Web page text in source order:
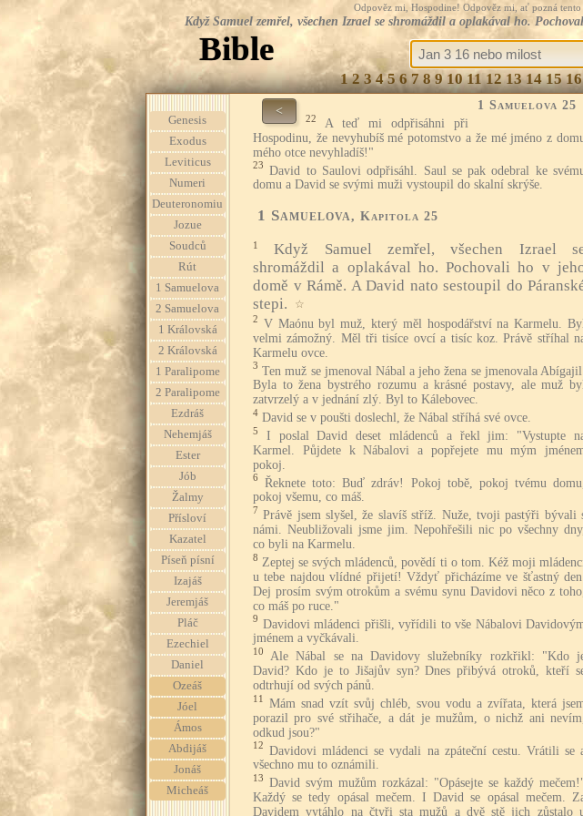
Odpověz mi, Hospodine! Odpověz mi, ať pozná
Když Samuel zemřel, všechen Izrael se shromáždil a oplakával ho.
Bible
1 2 3 4 5 6 7 8 9 10 11 12 13 14 15 16
Genesis
Exodus
Leviticus
Numeri
Deuteronomiu
Jozue
Soudců
Rút
1 Samuelova
2 Samuelova
1 Královská
2 Královská
1 Paralipome
2 Paralipome
Ezdráš
Nehemjáš
Ester
Jób
Žalmy
Přísloví
Kazatel
Píseň písní
Izajáš
Jeremjáš
Pláč
Ezechiel
Daniel
Ozeáš
Jóel
Ámos
Abdijáš
Jonáš
Micheáš
< 1 Samuelova 25
22
A teď mi odpřisáhni při
Hospodinu, že nevyhubíš mé potomstvo a že mé jméno z
mého otce nevyhladíš!"
23
David to Saulovi odpřisáhl. Saul se pak odebral ke
domu a David se svými muži vystoupil do skalní skrýše.
1 Samuelova, Kapitola 25
1
Když Samuel zemřel, všechen Izrael
shromáždil a oplakával ho. Pochovali ho v
domě v Rámě. A David nato sestoupil do
stepi.
☆
2 V Maónu byl muž, který měl hospodářství na Karmelu.
velmi zámožný. Měl tři tisíce ovcí a tisíc koz. Právě stříhal
Karmelu ovce.
3 Ten muž se jmenoval Nábal a jeho žena se jmenovala Abígajil.
Byla to žena bystrého rozumu a krásné postavy, ale muž
zatvrzelý a v jednání zlý. Byl to Kálebovec.
4 David se v poušti doslechl, že Nábal stříhá své ovce.
5
I poslal David deset mládenců a řekl jim: "Vystupte
Karmel. Půjdete k Nábalovi a popřejete mu mým
pokoj.
6
Řeknete toto: Buď zdráv! Pokoj tobě, pokoj tvému domu,
pokoj všemu, co máš.
7 Právě jsem slyšel, že slavíš stříž. Nuže, tvoji pastýři bývali
námi. Neubližovali jsme jim. Nepohřešili nic po všechny dny,
co byli na Karmelu.
8 Zeptej se svých mládenců, povědí ti o tom. Kéž moji
u tebe najdou vlídné přijetí! Vždyť přicházíme ve šťastný den.
Dej prosím svým otrokům a svému synu Davidovi něco z toho,
co máš po ruce."
9 Davidovi mládenci přišli, vyřídili to vše Nábalovi
jménem a vyčkávali.
10
Ale Nábal se na Davidovy služebníky rozkřikl: "Kdo
David? Kdo je to Jišajův syn? Dnes přibývá otroků, kteří
odtrhují od svých pánů.
11
Mám snad vzít svůj chléb, svou vodu a zvířata, která
porazil pro své střihače, a dát je mužům, o nichž ani nevím,
odkud jsou?"
12 Davidovi mládenci se vydali na zpáteční cestu. Vrátili se
všechno mu to oznámili.
13 David svým mužům rozkázal: "Opásejte se každý
Každý se tedy opásal mečem. I David se opásal mečem.
Davidem vytáhlo na čtyři sta mužů a dvě stě jich zůstalo